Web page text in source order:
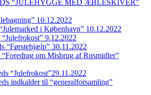
“JULEHYGGE MED ÆBLESKIVER”
10.12.2022
i København” 10.12.2022
9.12.2022
“Førstehjælp” 30.11.2022
om Misbrug af Rusmidler”
“Julefrokost”29.11.2022
indkalder til “generalforsamling”